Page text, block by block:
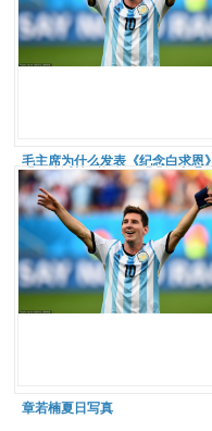
毛主席为什么发表《纪念白求恩》
章若楠夏日写真